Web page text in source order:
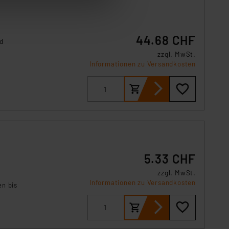
dieser Daten zur
Einstellungen können
angezeigt wird.
von Cookies
(1) lit. a DSGVO.
Europäischen
der übermittelten
44.68 CHF
zzgl. MwSt.
Informationen zu Versandkosten
bis
5.33 CHF
zzgl. MwSt.
Informationen zu Versandkosten